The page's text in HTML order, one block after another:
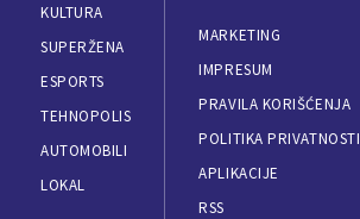
KULTURA
SUPERŽENA
ESPORTS
TEHNOPOLIS
AUTOMOBILI
LOKAL
MARKETING
IMPRESUM
PRAVILA KORIŠĆENJA
POLITIKA PRIVATNOSTI
APLIKACIJE
RSS